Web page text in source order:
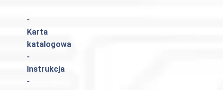
-
Karta
katalogowa
-
Instrukcja
-